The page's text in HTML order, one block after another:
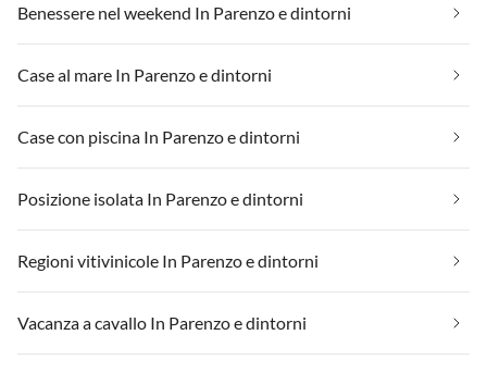
Benessere nel weekend In Parenzo e dintorni
Case al mare In Parenzo e dintorni
Case con piscina In Parenzo e dintorni
Posizione isolata In Parenzo e dintorni
Regioni vitivinicole In Parenzo e dintorni
Vacanza a cavallo In Parenzo e dintorni